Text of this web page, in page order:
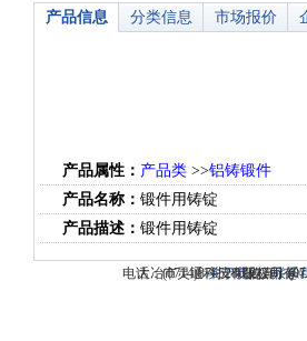
产品信息 分类信息 市场报价
产品属性： 产品类 >>铝铸锻件
产品名称： 锻件用铸锭
产品描述： 锻件用铸锭
关于我们-联系
电话：(0714)8765286 传真：
大冶市灵通科技有限公司 @
版权所有